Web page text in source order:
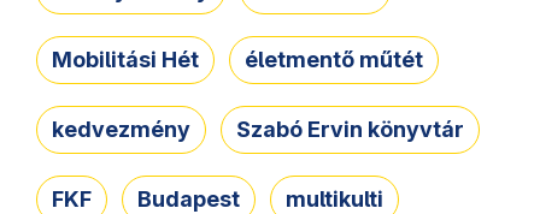
Mobilitási Hét életmentő műtét
kedvezmény Szabó Ervin könyvtár
FKF Budapest multikulti